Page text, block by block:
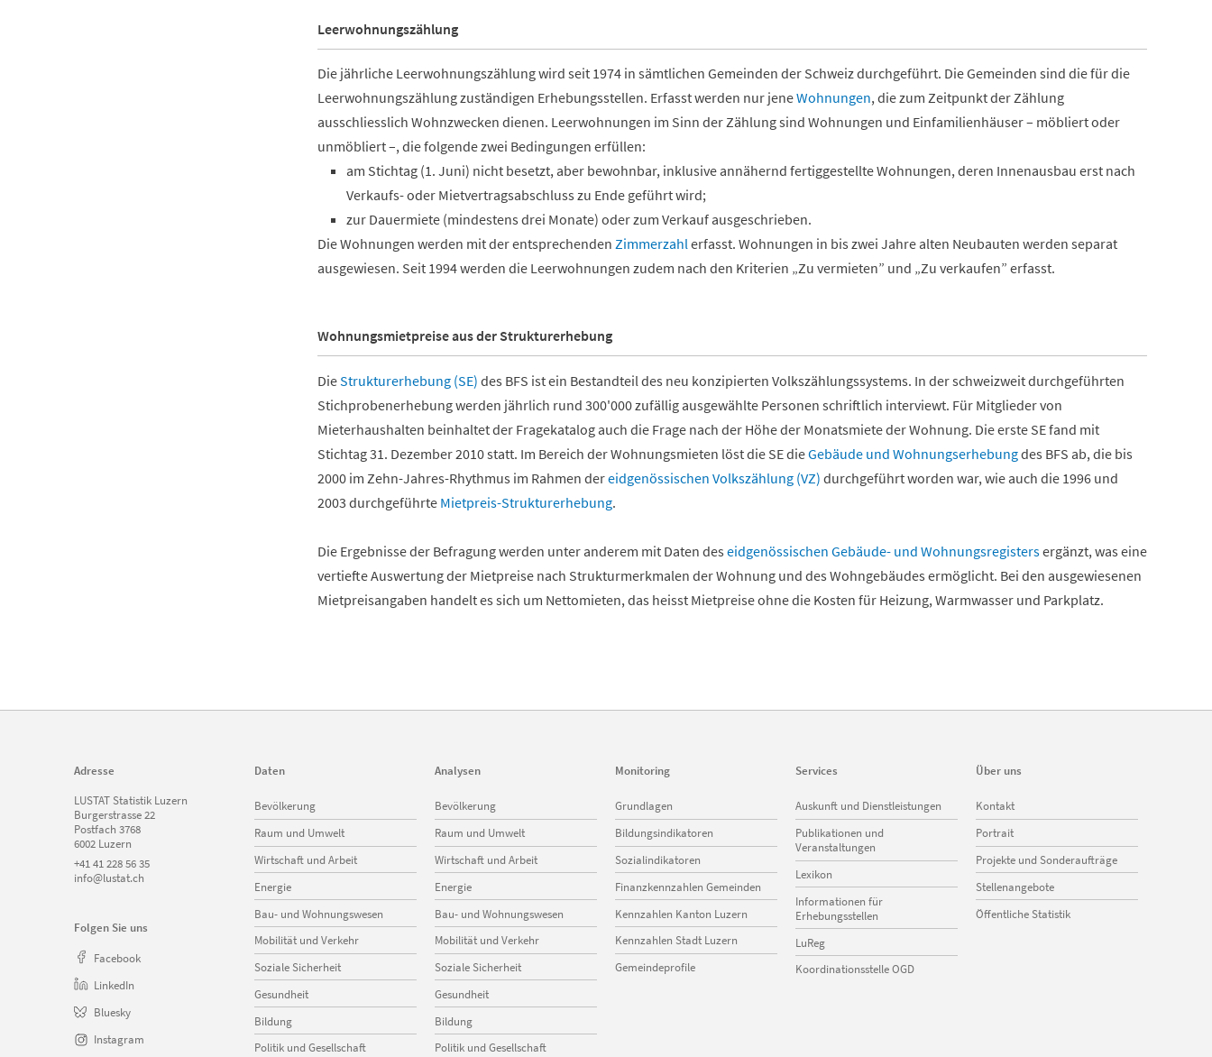
Leerwohnungszählung
Die jährliche Leerwohnungszählung wird seit 1974 in sämtlichen Gemeinden der Schweiz durchgeführt. Die Gemeinden sind die für die
Leerwohnungszählung zuständigen Erhebungsstellen. Erfasst werden nur jeneWohnungen, die zum Zeitpunkt der Zählung
ausschliesslich Wohnzwecken dienen. Leerwohnungen im Sinn der Zählung sind Wohnungen und Einfamilienhäuser – möbliert oder
unmöbliert –, die folgende zwei Bedingungen erfüllen:
am Stichtag (1. Juni) nicht besetzt, aber bewohnbar, inklusive annähernd fertiggestellte Wohnungen, deren Innenausbau erst nach
Verkaufs- oder Mietvertragsabschluss zu Ende geführt wird;
zur Dauermiete (mindestens drei Monate) oder zum Verkauf ausgeschrieben.
Die Wohnungen werden mit der entsprechenden Zimmerzahlerfasst. Wohnungen in bis zwei Jahre alten Neubauten werden separat
ausgewiesen. Seit 1994 werden die Leerwohnungen zudem nach den Kriterien „Zu vermieten” und „Zu verkaufen” erfasst.
Wohnungsmietpreise aus der Strukturerhebung
DieStrukturerhebung (SE) des BFS ist ein Bestandteil des neu konzipierten Volkszählungssystems. In der schweizweit durchgeführten
Stichprobenerhebung werden jährlich rund 300'000 zufällig ausgewählte Personen schriftlich interviewt. Für Mitglieder von
Mieterhaushalten beinhaltet der Fragekatalog auch die Frage nach der Höhe der Monatsmiete der Wohnung. Die erste SE fand mit
Stichtag 31. Dezember 2010 statt. Im Bereich der Wohnungsmieten löst die SE dieGebäude und Wohnungserhebungdes BFS ab, die bis
2000 im Zehn-Jahres-Rhythmus im Rahmen dereidgenössischen Volkszählung (VZ) durchgeführt worden war, wie auch die 1996 und
2003 durchgeführte Mietpreis-Strukturerhebung.
Die Ergebnisse der Befragung werden unter anderem mit Daten des eidgenössischen Gebäude- und Wohnungsregistersergänzt, was eine
vertiefte Auswertung der Mietpreise nach Strukturmerkmalen der Wohnung und des Wohngebäudes ermöglicht. Bei den ausgewiesenen
Mietpreisangaben handelt es sich um Nettomieten, das heisst Mietpreise ohne die Kosten für Heizung, Warmwasser und Parkplatz.
Adresse
LUSTAT Statistik Luzern
Burgerstrasse 22
Postfach 3768
6002 Luzern
+41 41 228 56 35
info@lustat.ch
Folgen Sie uns
Facebook
LinkedIn
Bluesky
Instagram
Daten
Navigation
überspringen
Bevölkerung
Raum und Umwelt
Wirtschaft und Arbeit
Energie
Bau- und Wohnungswesen
Mobilität und Verkehr
Soziale Sicherheit
Gesundheit
Bildung
Politik und Gesellschaft
Analysen
Navigation
überspringen
Bevölkerung
Raum und Umwelt
Wirtschaft und Arbeit
Energie
Bau- und Wohnungswesen
Mobilität und Verkehr
Soziale Sicherheit
Gesundheit
Bildung
Politik und Gesellschaft
Monitoring
Navigation
überspringen
Grundlagen
Bildungsindikatoren
Sozialindikatoren
Finanzkennzahlen Gemeinden
Kennzahlen Kanton Luzern
Kennzahlen Stadt Luzern
Gemeindeprofile
Services
Navigation
überspringen
Auskunft und Dienstleistungen
Publikationen und
Veranstaltungen
Lexikon
Informationen für
Erhebungsstellen
LuReg
Koordinationsstelle OGD
Über uns
Navigation
überspringen
Kontakt
Portrait
Projekte und Sonderaufträge
Stellenangebote
Öffentliche Statistik